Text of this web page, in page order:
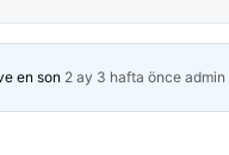
en son 2 ay 3 hafta önce admin